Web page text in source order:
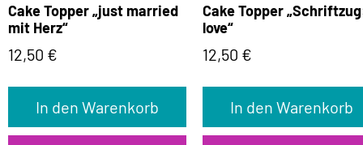
Cake Topper „just married
mit Herz“
12,50 €
In den Warenkorb
Cake Topper
love“
12,50 €
In den Warenkorb